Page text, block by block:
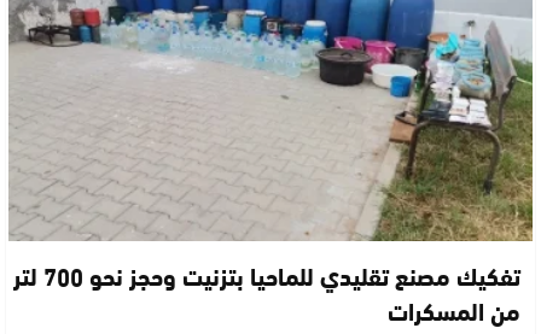
تفكيك مصنع تقليدي للماحيا بتزنيت وحجز نحو 700 لتر
من المسكرات